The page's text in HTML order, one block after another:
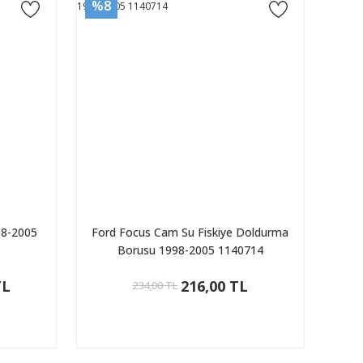
2005
%8
Ford Focus Cam Su Fiskiye Doldurma
Borusu 1998-2005 1140714
234,00 TL 216,00 TL